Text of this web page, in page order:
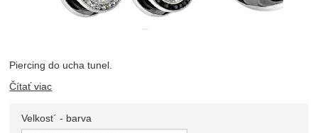
Piercing do ucha tunel.
Čítať viac
Zvoľte variant
Velkost´ - barva